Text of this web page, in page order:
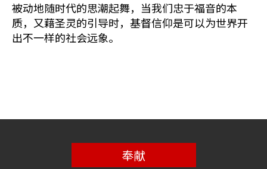
被动地随时代的思潮起舞，当我们忠于福音的本
质，又藉圣灵的引导时，基督信仰是可以为世界开
出不一样的社会远象。
奉献